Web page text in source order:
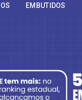
EMBUTIDOS